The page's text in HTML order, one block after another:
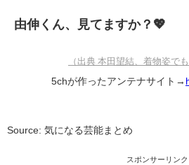
由伸くん、見てますか？💖
（出典 本田望結、着物姿で
5chが作ったアンテナサイト→
Source: 気になる芸能まとめ
スポンサーリンク